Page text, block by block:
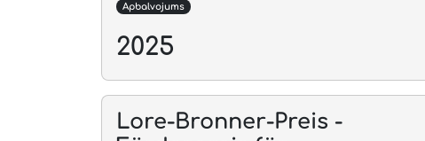
Apbalvojums
2025
Lore-Bronner-Preis -